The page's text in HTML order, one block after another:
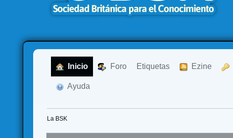
Inicio Foro Etiquetas Ezine
Ayuda
La BSK